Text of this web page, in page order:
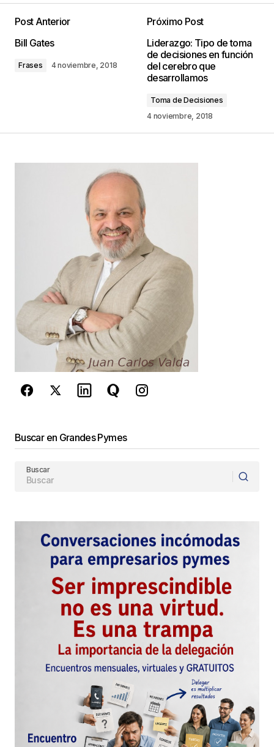
publicada.
Los campos obligatorios están
Your Name*
Guarda mi nombre, correo electrónico y web en
este navegador para la próxima vez que
comente.
Este sitio esta protegido por
reCAPTCHA y la
Política de
privacidady losTérminos del servicio
de Googlese aplican.
Enviar Comentario
Post Anterior
Bill Gates
Frases 4 noviembre, 2018
Próximo Post
Liderazgo: Tipo de toma
de decisiones en función
del cerebro que
desarrollamos
Toma de Decisiones
4 noviembre, 2018
Buscar en Grandes Pymes
Buscar